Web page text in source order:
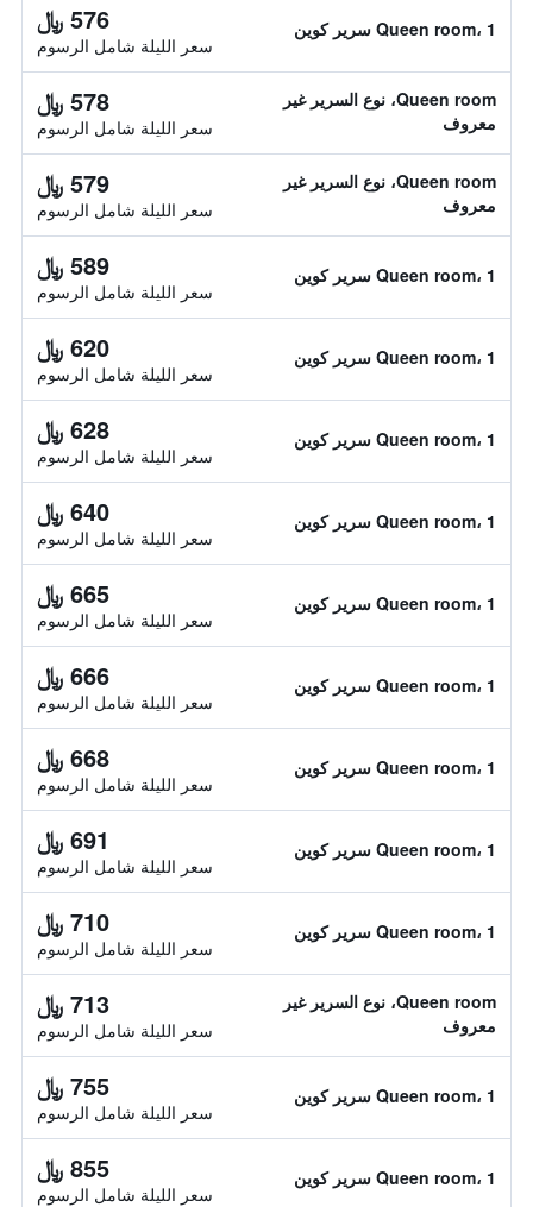
Queen room، 1 سرير كوين 576 ﷼
سعر الليلة شامل الرسوم
Queen room، نوع السرير غير
معروف
578 ﷼
سعر الليلة شامل الرسوم
Queen room، نوع السرير غير
معروف
579 ﷼
سعر الليلة شامل الرسوم
Queen room، 1 سرير كوين 589 ﷼
سعر الليلة شامل الرسوم
Queen room، 1 سرير كوين 620 ﷼
سعر الليلة شامل الرسوم
Queen room، 1 سرير كوين 628 ﷼
سعر الليلة شامل الرسوم
Queen room، 1 سرير كوين 640 ﷼
سعر الليلة شامل الرسوم
Queen room، 1 سرير كوين 665 ﷼
سعر الليلة شامل الرسوم
Queen room، 1 سرير كوين 666 ﷼
سعر الليلة شامل الرسوم
Queen room، 1 سرير كوين 668 ﷼
سعر الليلة شامل الرسوم
Queen room، 1 سرير كوين 691 ﷼
سعر الليلة شامل الرسوم
Queen room، 1 سرير كوين 710 ﷼
سعر الليلة شامل الرسوم
Queen room، نوع السرير غير
معروف
713 ﷼
سعر الليلة شامل الرسوم
Queen room، 1 سرير كوين 755 ﷼
سعر الليلة شامل الرسوم
Queen room، 1 سرير كوين 855 ﷼
سعر الليلة شامل الرسوم